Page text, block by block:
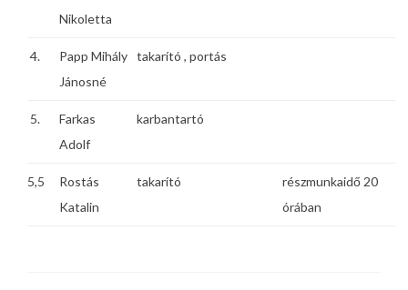
Nikoletta
4.
Papp Mihály
Jánosné
takarító , portás
5.
Farkas
Adolf
karbantartó
5,5
Rostás
Katalin
takarító
részmunkaidő 20
órában